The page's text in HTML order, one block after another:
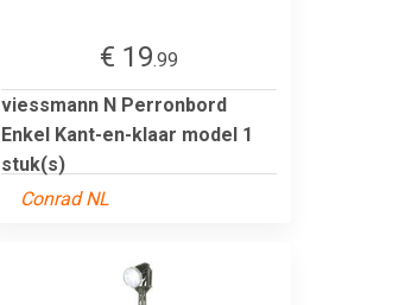
€ 19.99
viessmann N Perronbord
Enkel Kant-en-klaar model 1
stuk(s)
Conrad NL